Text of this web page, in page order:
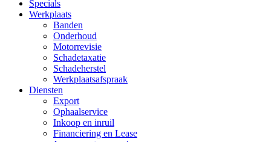
Specials
Werkplaats
Banden
Onderhoud
Motorrevisie
Schadetaxatie
Schadeherstel
Werkplaatsafspraak
Diensten
Export
Ophaalservice
Inkoop en inruil
Financiering en Lease